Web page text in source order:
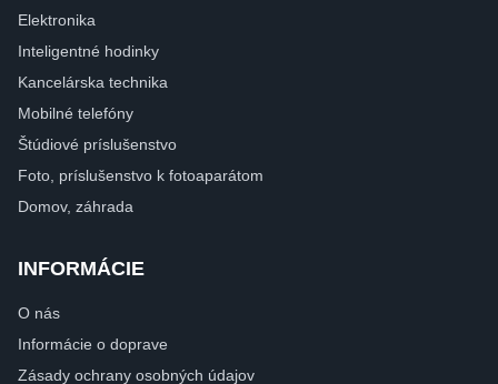
Elektronika
Inteligentné hodinky
Kancelárska technika
Mobilné telefóny
Štúdiové príslušenstvo
Foto, príslušenstvo k fotoaparátom
Domov, záhrada
INFORMÁCIE
O nás
Informácie o doprave
Zásady ochrany osobných údajov